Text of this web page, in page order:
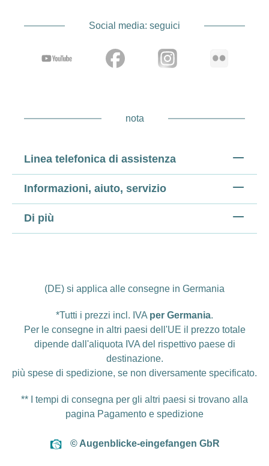
Social media: seguici
nota
Linea telefonica di assistenza
Informazioni, aiuto, servizio
Di più
(DE) si applica alle consegne in Germania
*Tutti i prezzi incl. IVA per Germania.
Per le consegne in altri paesi dell'UE il prezzo totale
dipende dall'aliquota IVA del rispettivo paese di
destinazione.
più spese di spedizione, se non diversamente specificato.
** I tempi di consegna per gli altri paesi si trovano alla
pagina Pagamento e spedizione
© Augenblicke-eingefangen GbR